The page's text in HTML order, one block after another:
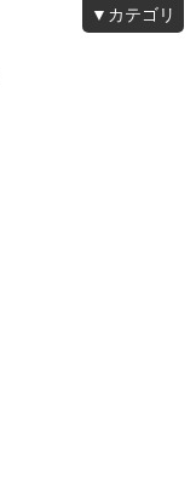
▼カテゴリ